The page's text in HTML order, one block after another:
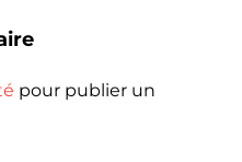
pour publier un